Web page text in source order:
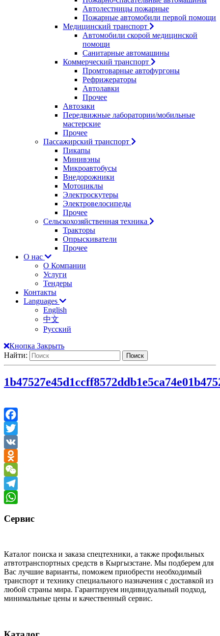
Автолестницы пожарные
Пожарные автомобили первой помощи
Медицинский транспорт
Автомобили скорой медицинской
помощи
Санитарные автомашины
Коммерческий транспорт
Промтоварные автофургоны
Рефрижераторы
Автолавки
Прочее
Автозаки
Передвижные лаборатории/мобильные
мастерские
Прочее
Пассажирский транспорт
Пикапы
Минивэны
Микроавтобусы
Внедорожники
Мотоциклы
Электроскутеры
Электровелосипеды
Прочее
Сельскохозяйственная техника
Тракторы
Опрыскиватели
Прочее
О нас
О Компании
Услуги
Тендеры
Контакты
Languages
English
中文
Русский
Кнопка Закрыть
Найти:
1b47527e45d1ccff8572ddb1e5ca74e0
Facebook
Twitter
VK
Odnoklassniki
WeChat
Telegram
Сервис
Каталог поиска и заказа спецтехники, а также профильных
атвтотранспортных средств в Кыргызстане. Мы подберем для
Вас лучшие варианты, поможем приобрести необходимый
транспорт и технику специального назначения с доставкой из
любой страны мира. Гарантируем индивидуальный подход,
минимальные цены и качественный сервис.